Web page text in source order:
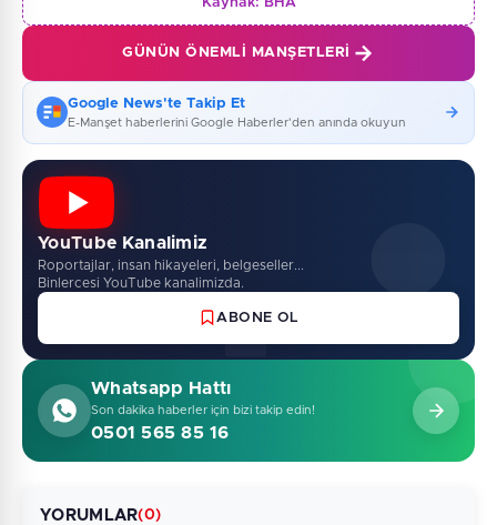
GÜNÜN ÖNEMLI MANŞETLERI
Google News'te Takip Et
E-Manşet haberlerini Google Haberler'den anında okuyun
YouTube Kanalimiz
Roportajlar, insan hikayeleri, belgeseller...
Binlercesi YouTube kanalimizda.
ABONE OL
Whatsapp Hattı
Son dakika haberler için bizi takip edin!
0501 565 85 16
YORUMLAR(0)